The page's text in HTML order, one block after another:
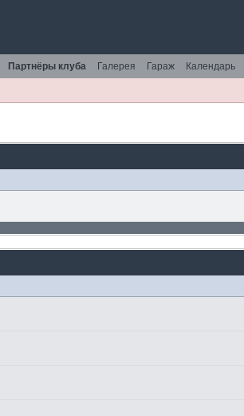
Календарь
Гараж
Галерея
Партнёры клуба